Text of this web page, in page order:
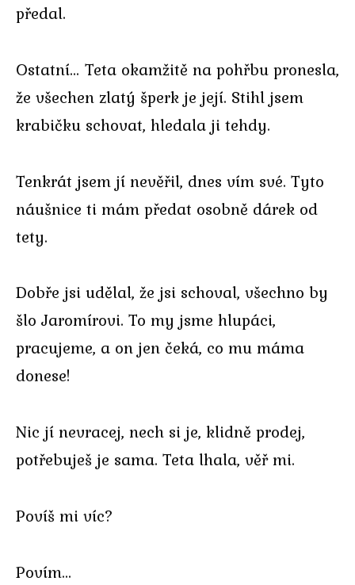
předal.
Ostatní… Teta okamžitě na pohřbu pronesla,
že všechen zlatý šperk je její. Stihl jsem
krabičku schovat, hledala ji tehdy.
Tenkrát jsem jí nevěřil, dnes vím své. Tyto
náušnice ti mám předat osobně dárek od
tety.
Dobře jsi udělal, že jsi schoval, všechno by
šlo Jaromírovi. To my jsme hlupáci,
pracujeme, a on jen čeká, co mu máma
donese!
Nic jí nevracej, nech si je, klidně prodej,
potřebuješ je sama. Teta lhala, věř mi.
Povíš mi víc?
Povím…